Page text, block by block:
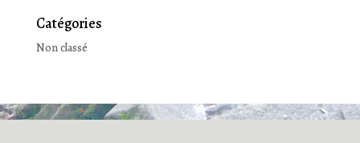
Catégories
Non classé